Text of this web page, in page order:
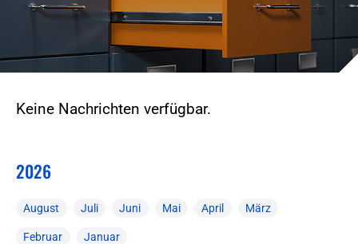
Keine Nachrichten verfügbar.
2026
August Juli Juni Mai April März
Februar Januar